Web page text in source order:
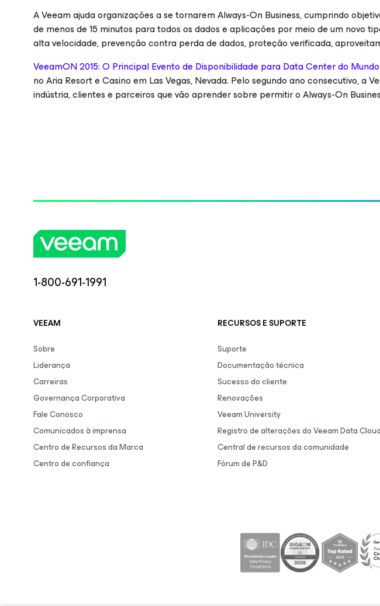
A Veeam ajuda organizações a se tornarem Always-On Business, cumprindo
de menos de 15 minutos para todos os dados e aplicações por meio de um novo
alta velocidade, prevenção contra perda de dados, proteção verificada,
VeeamON 2015: O Principal Evento de Disponibilidade para Data Center do Mundo
no Aria Resort e Casino em Las Vegas, Nevada. Pelo segundo ano consecutivo, a
indústria, clientes e parceiros que vão aprender sobre permitir o Always-On
1-800-691-1991
VEEAM
Sobre
Liderança
Carreiras
Governança Corporativa
Fale Conosco
Comunicados à imprensa
Centro de Recursos da Marca
Centro de confiança
RECURSOS E SUPORTE
Suporte
Documentação técnica
Sucesso do cliente
Renovações
Veeam University
Registro de alterações do Veeam Data Cloud
Central de recursos da comunidade
Fórum de P&D